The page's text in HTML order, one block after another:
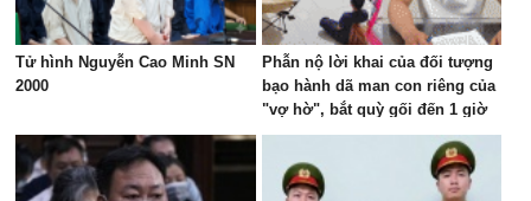
Tử hình Nguyễn Cao Minh SN
2000
Phẫn nộ lời khai của đối tượng
bạo hành dã man con riêng của
"vợ hờ", bắt quỳ gối đến 1 giờ
sáng